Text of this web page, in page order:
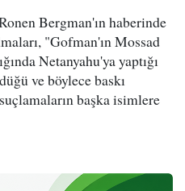
Bergman'ın haberinde
"Gofman'ın Mossad
Netanyahu'ya yaptığı
ve böylece baskı
başka isimlere